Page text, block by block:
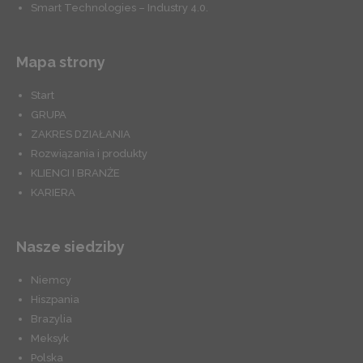
Smart Technologies – Industry 4.0.
Mapa strony
Start
GRUPA
ZAKRES DZIAŁANIA
Rozwiązania i produkty
KLIENCI I BRANŻE
KARIERA
Nasze siedziby
Niemcy
Hiszpania
Brazylia
Meksyk
Polska